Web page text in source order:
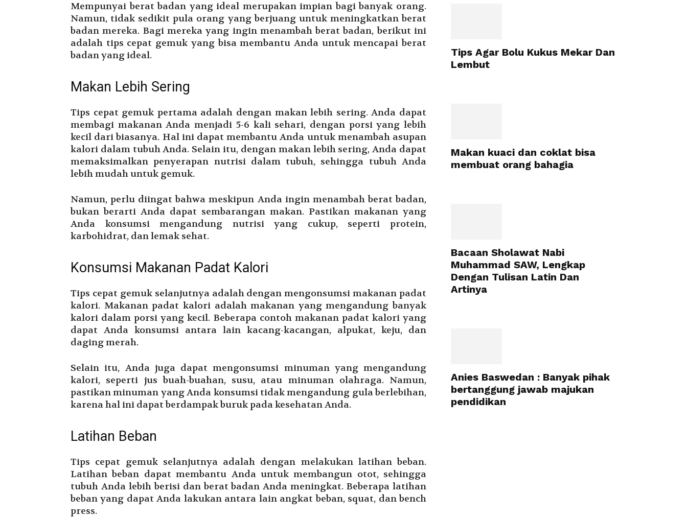
Mempunyai berat badan yang ideal merupakan impian bagi banyak orang.
Namun, tidak sedikit pula orang yang berjuang untuk meningkatkan berat
badan mereka. Bagi mereka yang ingin menambah berat badan, berikut ini
adalah tips cepat gemuk yang bisa membantu Anda untuk mencapai berat
badan yang ideal.
Makan Lebih Sering
Tips cepat gemuk pertama adalah dengan makan lebih sering. Anda dapat
membagi makanan Anda menjadi 5-6 kali sehari, dengan porsi yang lebih
kecil dari biasanya. Hal ini dapat membantu Anda untuk menambah asupan
kalori dalam tubuh Anda. Selain itu, dengan makan lebih sering, Anda dapat
memaksimalkan penyerapan nutrisi dalam tubuh, sehingga tubuh Anda
lebih mudah untuk gemuk.
Namun, perlu diingat bahwa meskipun Anda ingin menambah berat badan,
bukan berarti Anda dapat sembarangan makan. Pastikan makanan yang
Anda konsumsi mengandung nutrisi yang cukup, seperti protein,
karbohidrat, dan lemak sehat.
Konsumsi Makanan Padat Kalori
Tips cepat gemuk selanjutnya adalah dengan mengonsumsi makanan padat
kalori. Makanan padat kalori adalah makanan yang mengandung banyak
kalori dalam porsi yang kecil. Beberapa contoh makanan padat kalori yang
dapat Anda konsumsi antara lain kacang-kacangan, alpukat, keju, dan
daging merah.
Selain itu, Anda juga dapat mengonsumsi minuman yang mengandung
kalori, seperti jus buah-buahan, susu, atau minuman olahraga. Namun,
pastikan minuman yang Anda konsumsi tidak mengandung gula berlebihan,
karena hal ini dapat berdampak buruk pada kesehatan Anda.
Latihan Beban
Tips cepat gemuk selanjutnya adalah dengan melakukan latihan beban.
Latihan beban dapat membantu Anda untuk membangun otot, sehingga
tubuh Anda lebih berisi dan berat badan Anda meningkat. Beberapa latihan
beban yang dapat Anda lakukan antara lain angkat beban, squat, dan bench
press.
Tips Agar Bolu Kukus Mekar Dan
Lembut
Makan kuaci dan coklat bisa
membuat orang bahagia
Bacaan Sholawat Nabi
Muhammad SAW, Lengkap
Dengan Tulisan Latin Dan
Artinya
Anies Baswedan : Banyak pihak
bertanggung jawab majukan
pendidikan